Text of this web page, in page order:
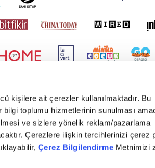
kişilere ait çerezler kullanılmaktadır. Bu
toplumu hizmetlerinin sunulması
ve sizlere yönelik reklam/pazarlama
Çerezlere ilişkin tercihlerinizi çerez
Çerez Bilgilendirme Metnimizi
HABERLEŞME VE YAYINCILIK ANONİM ŞİRKETİ